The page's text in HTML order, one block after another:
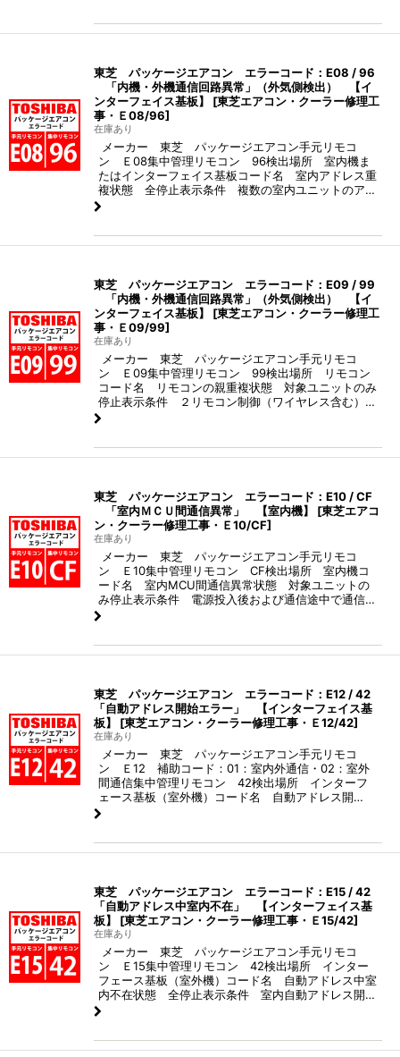
東芝 パッケージエアコン エラーコード：E08 / 96
「内機・外機通信回路異常」（外気側検出） 【イ
ンターフェイス基板】
[東芝エアコン・クーラー修理工
事・Ｅ08/96]
在庫あり
メーカー 東芝 パッケージエアコン手元リモコ
ン Ｅ08集中管理リモコン 96検出場所 室内機ま
たはインターフェイス基板コード名 室内アドレス重
複状態 全停止表示条件 複数の室内ユニットのア…
東芝 パッケージエアコン エラーコード：E09 / 99
「内機・外機通信回路異常」（外気側検出） 【イ
ンターフェイス基板】
[東芝エアコン・クーラー修理工
事・Ｅ09/99]
在庫あり
メーカー 東芝 パッケージエアコン手元リモコ
ン Ｅ09集中管理リモコン 99検出場所 リモコン
コード名 リモコンの親重複状態 対象ユニットのみ
停止表示条件 ２リモコン制御（ワイヤレス含む）…
東芝 パッケージエアコン エラーコード：E10 / CF
「室内ＭＣＵ間通信異常」 【室内機】
[東芝エアコ
ン・クーラー修理工事・Ｅ10/CF]
在庫あり
メーカー 東芝 パッケージエアコン手元リモコ
ン Ｅ10集中管理リモコン CF検出場所 室内機コ
ード名 室内MCU間通信異常状態 対象ユニットの
み停止表示条件 電源投入後および通信途中で通信…
東芝 パッケージエアコン エラーコード：E12 / 42
「自動アドレス開始エラー」 【インターフェイス基
板】
[東芝エアコン・クーラー修理工事・Ｅ12/42]
在庫あり
メーカー 東芝 パッケージエアコン手元リモコ
ン Ｅ12 補助コード：01：室内外通信・02：室外
間通信集中管理リモコン 42検出場所 インターフ
ェース基板（室外機）コード名 自動アドレス開…
東芝 パッケージエアコン エラーコード：E15 / 42
「自動アドレス中室内不在」 【インターフェイス基
板】
[東芝エアコン・クーラー修理工事・Ｅ15/42]
在庫あり
メーカー 東芝 パッケージエアコン手元リモコ
ン Ｅ15集中管理リモコン 42検出場所 インター
フェース基板（室外機）コード名 自動アドレス中室
内不在状態 全停止表示条件 室内自動アドレス開…